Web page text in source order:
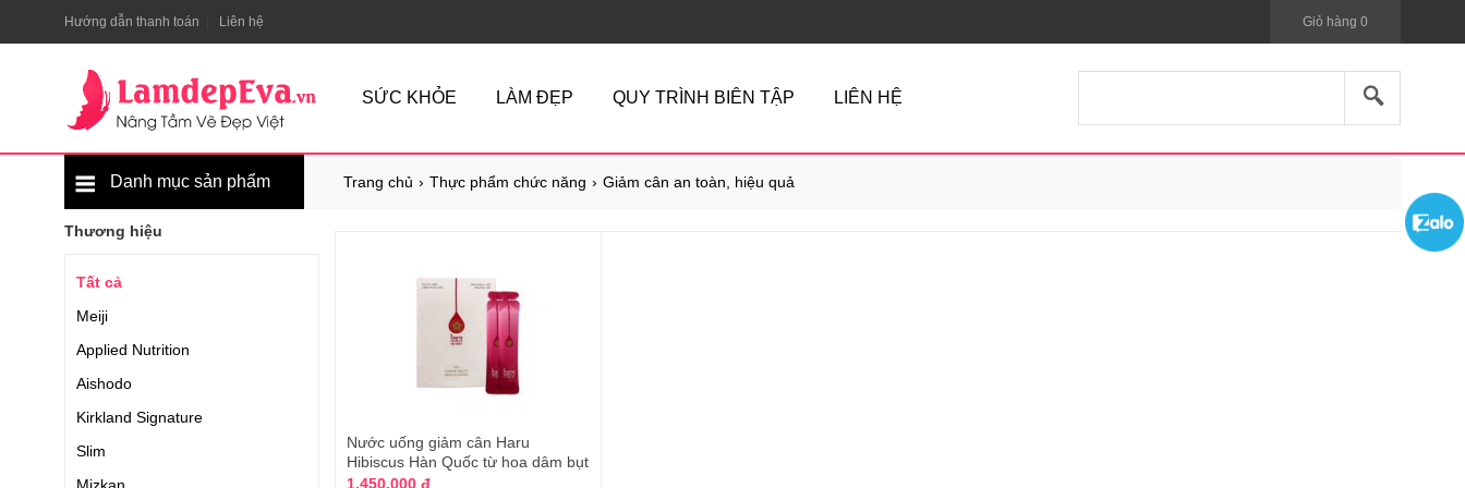
Hướng dẫn thanh toán Liên hệ Giỏ hàng 0
SỨC KHỎE LÀM ĐẸP QUY TRÌNH BIÊN TẬP LIÊN HỆ
Trang chủ Thực phẩm chức năng Giảm cân an toàn, hiệu quả
Danh mục sản phẩm
Thương hiệu
Tất cả
Meiji
Applied Nutrition
Aishodo
Kirkland Signature
Slim
Nước uống giảm cân Haru
Hibiscus Hàn Quốc từ hoa dâm bụt
1.450.000 đ